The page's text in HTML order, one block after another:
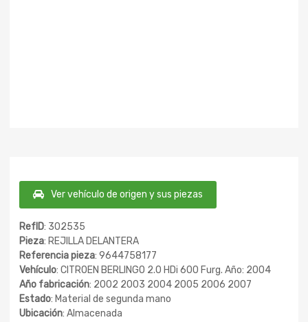
Ver vehículo de origen y sus piezas
RefID: 302535
Pieza: REJILLA DELANTERA
Referencia pieza: 9644758177
Vehículo: CITROEN BERLINGO 2.0 HDi 600 Furg. Año: 2004
Año fabricación: 2002 2003 2004 2005 2006 2007
Estado: Material de segunda mano
Ubicación: Almacenada